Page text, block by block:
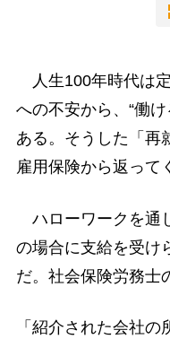
人生100年時代は
への不安から、“働
ある。そうした「再
雇用保険から返って
ハローワークを通
の場合に支給を受け
だ。社会保険労務士
「紹介された会社